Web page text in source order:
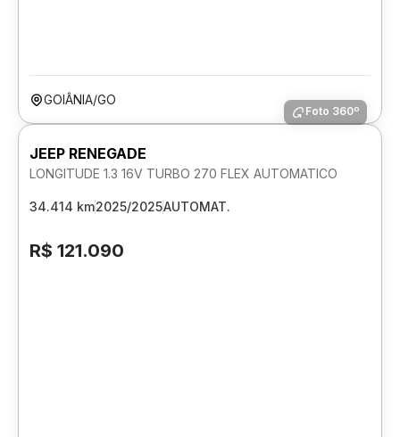
GOIÂNIA/GO
Foto 360º
JEEP RENEGADE
LONGITUDE 1.3 16V TURBO 270 FLEX AUTOMATICO
34.414 km2025/2025AUTOMAT.
R$ 121.090